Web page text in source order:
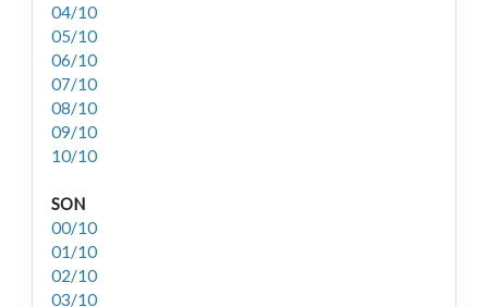
04/10
05/10
06/10
07/10
08/10
09/10
10/10
SON
00/10
01/10
02/10
03/10